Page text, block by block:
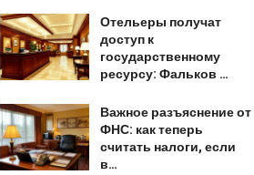
Отельеры получат
доступ к
государственному
ресурсу: Фальков …
Важное разъяснение от
ФНС: как теперь
считать налоги, если
в…